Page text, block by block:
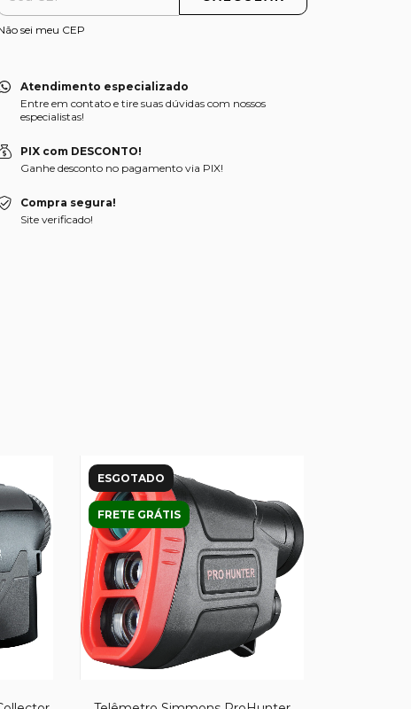
sei meu CEP
Atendimento especializado
Entre em contato e tire suas dúvidas com nossos
especialistas!
PIX com DESCONTO!
Ganhe desconto no pagamento via PIX!
Compra segura!
Site verificado!
ESGOTADO
FRETE GRÁTIS